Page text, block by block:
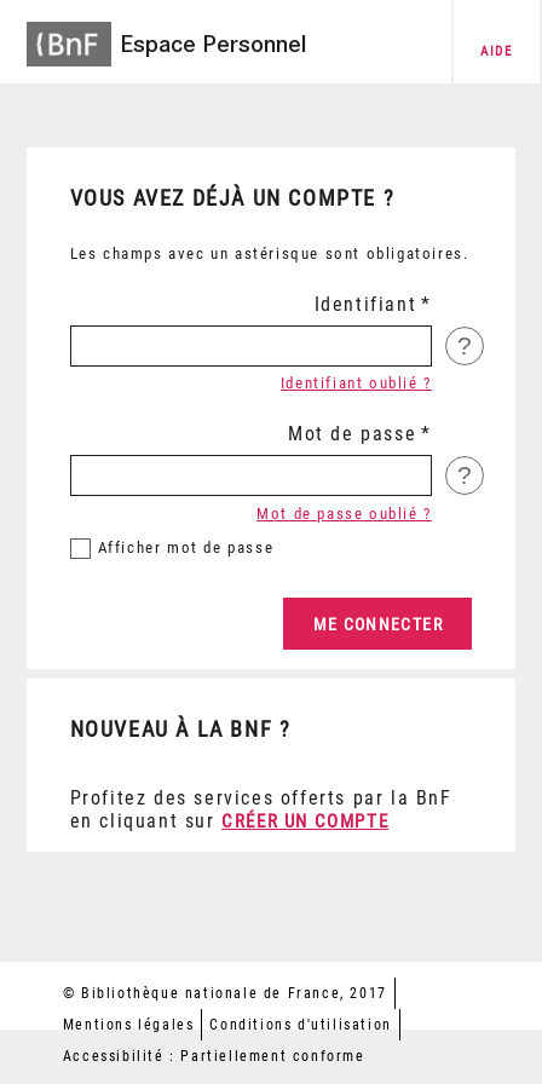
Espace Personnel AIDE
VOUS AVEZ DÉJÀ UN COMPTE ?
Les champs avec un astérisque sont obligatoires.
Identifiant
?
Identifiant oublié ?
Mot de passe
?
Afficher mot de passe
Mot de passe oublié ?
NOUVEAU À LA BNF ?
Profitez des services offerts par la BnF
en cliquant sur CRÉER UN COMPTE
© Bibliothèque nationale de France, 2017
Mentions légales
Conditions d'utilisation
Accessibilité : Partiellement conforme